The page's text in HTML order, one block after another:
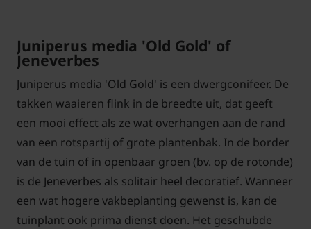
Juniperus media 'Old Gold' of
Jeneverbes
Juniperus media 'Old Gold' is een dwergconifeer. De
takken waaieren flink in de breedte uit, dat geeft
een mooi effect als ze wat overhangen aan de rand
van een rotspartij of grote plantenbak. In de border
van de tuin of in openbaar groen (bv. op de rotonde)
is de Jeneverbes als solitair heel decoratief. Wanneer
een wat hogere vakbeplanting gewenst is, kan de
tuinplant ook prima dienst doen. Het geschubde